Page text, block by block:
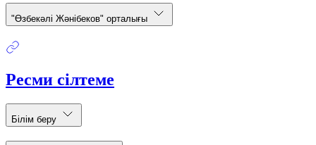
"Өзбекәлі Жәнібеков" орталығы
Ресми сілтеме
Білім беру